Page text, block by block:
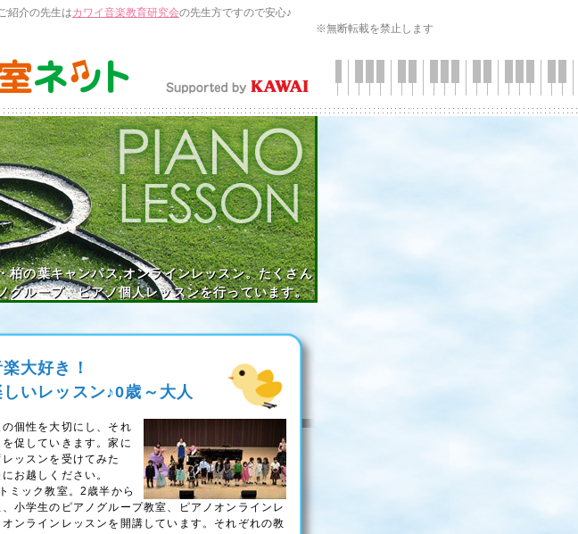
紹介の先生はカワイ音楽教育研究会の先生方ですので安心♪
※無断転載を禁止します
柏の葉キャンパス,オンラインレッスン。たくさん
グループ、ピアノ個人レッスンを行っています。
大好き！
いレッスン♪0歳～大人
個性を大切にし、それ
促していきます。家に
ッスンを受けてみた
お越しください。
ミック教室。2歳半から
小学生のピアノグループ教室、ピアノオンラインレ
ンラインレッスンを開講しています。それぞれの教